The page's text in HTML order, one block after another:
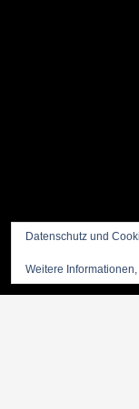
Datenschutz und
Weitere